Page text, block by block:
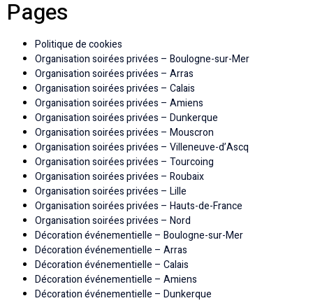
Pages
Politique de cookies
Organisation soirées privées – Boulogne-sur-Mer
Organisation soirées privées – Arras
Organisation soirées privées – Calais
Organisation soirées privées – Amiens
Organisation soirées privées – Dunkerque
Organisation soirées privées – Mouscron
Organisation soirées privées – Villeneuve-d’Ascq
Organisation soirées privées – Tourcoing
Organisation soirées privées – Roubaix
Organisation soirées privées – Lille
Organisation soirées privées – Hauts-de-France
Organisation soirées privées – Nord
Décoration événementielle – Boulogne-sur-Mer
Décoration événementielle – Arras
Décoration événementielle – Calais
Décoration événementielle – Amiens
Décoration événementielle – Dunkerque